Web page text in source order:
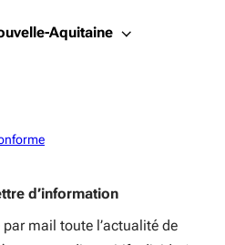
Aquitaine
d’information
mail toute l’actualité de